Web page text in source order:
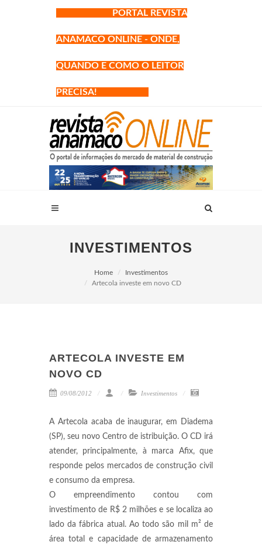
PORTAL REVISTA
ANAMACO ONLINE - ONDE,
QUANDO E COMO O LEITOR
PRECISA!
INVESTIMENTOS
Home
Investimentos
Artecola investe em novo CD
ARTECOLA INVESTE EM
NOVO CD
09/08/2012 Investimentos
A Artecola acaba de inaugurar, em Diadema
(SP), seu novo Centro de istribuição. O CD irá
atender, principalmente, à marca Afix, que
responde pelos mercados de construção civil
e consumo da empresa.
O empreendimento contou com
investimento de R$ 2 milhões e se localiza ao
lado da fábrica atual. Ao todo são mil m² de
área total e capacidade de armazenamento